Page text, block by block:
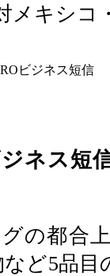
メキシコ
ネス短
の都合
ど5品